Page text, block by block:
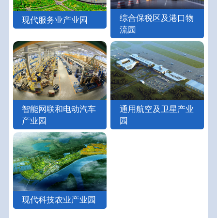
现代服务业产业园
综合保税区及港口物
流园
智能网联和电动汽车
产业园
通用航空及卫星产业
园
现代科技农业产业园